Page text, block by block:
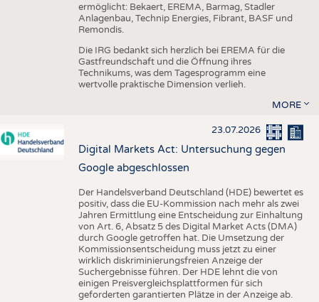
ermöglicht: Bekaert, EREMA, Barmag, Stadler
Anlagenbau, Technip Energies, Fibrant, BASF und
Remondis.
Die IRG bedankt sich herzlich bei EREMA für die
Gastfreundschaft und die Öffnung ihres
Technikums, was dem Tagesprogramm eine
wertvolle praktische Dimension verlieh.
MORE
23.07.2026
Digital Markets Act: Untersuchung gegen
Google abgeschlossen
Der Handelsverband Deutschland (HDE) bewertet es
positiv, dass die EU-Kommission nach mehr als zwei
Jahren Ermittlung eine Entscheidung zur Einhaltung
von Art. 6, Absatz 5 des Digital Market Acts (DMA)
durch Google getroffen hat. Die Umsetzung der
Kommissionsentscheidung muss jetzt zu einer
wirklich diskriminierungsfreien Anzeige der
Suchergebnisse führen. Der HDE lehnt die von
einigen Preisvergleichsplattformen für sich
geforderten garantierten Plätze in der Anzeige ab.